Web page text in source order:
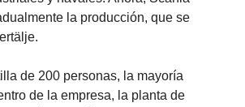
la producción, que se
de 200 personas, la mayoría
de la empresa, la planta de